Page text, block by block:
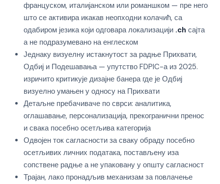
француском, италијанском или романшком — пре него
што се активира икакав неопходни колачић, са
одабиром језика који одговара локализацији .ch сајта
а не подразумевано на енглеском
Једнаку визуелну истакнутост за радње Прихвати,
Одбиј и Подешавања — упутство FDPIC-а из 2025.
изричито критикује дизајне банера где је Одбиј
визуелно умањен у односу на Прихвати
Детаљне пребачиваче по сврси: аналитика,
оглашавање, персонализација, прекогранични пренос
и свака посебно осетљива категорија
Одвојен ток сагласности за сваку обраду посебно
осетљивих личних података, постављену иза
сопствене радње а не упаковану у општу сагласност
Трајан, лако пронадљив механизам за повлачење